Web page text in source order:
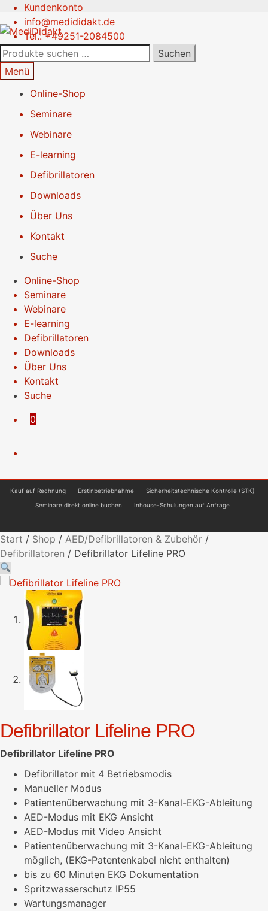
Kundenkonto
info@medididakt.de
Tel.: +49251-2084500
Zur
Navigation
springen
Springe
zum
Inhalt
Suchen
nach:
Suchen
Menü
Online-Shop
Seminare
Webinare
E-learning
Defibrillatoren
Downloads
Über Uns
Kontakt
Suche
Online-Shop
Seminare
Webinare
E-learning
Defibrillatoren
Downloads
Über Uns
Kontakt
Suche
0
Kauf auf Rechnung Erstinbetriebnahme
Sicherheitstechnische Kontrolle (STK)
Seminare direkt online buchen
Inhouse-Schulungen auf Anfrage
Start / Shop / AED/Defibrillatoren & Zubehör /
Defibrillatoren / Defibrillator Lifeline PRO
Defibrillator Lifeline PRO
Defibrillator Lifeline PRO
Defibrillator mit 4 Betriebsmodis
Manueller Modus
Patientenüberwachung mit 3-Kanal-EKG-Ableitung
AED-Modus mit EKG Ansicht
AED-Modus mit Video Ansicht
Patientenüberwachung mit 3-Kanal-EKG-Ableitung
möglich, (EKG-Patentenkabel nicht enthalten)
bis zu 60 Minuten EKG Dokumentation
Spritzwasserschutz IP55
Wartungsmanager